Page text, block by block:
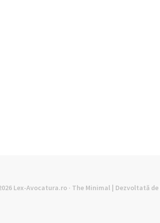
Lex-Avocatura.ro · The Minimal | Dezvoltată de